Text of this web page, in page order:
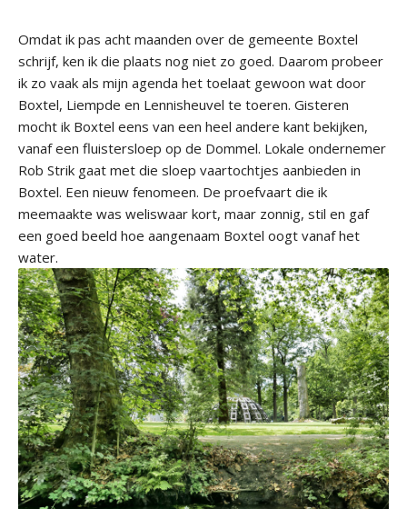
Omdat ik pas acht maanden over de gemeente Boxtel
schrijf, ken ik die plaats nog niet zo goed. Daarom probeer
ik zo vaak als mijn agenda het toelaat gewoon wat door
Boxtel, Liempde en Lennisheuvel te toeren. Gisteren
mocht ik Boxtel eens van een heel andere kant bekijken,
vanaf een fluistersloep op de Dommel. Lokale ondernemer
Rob Strik gaat met die sloep vaartochtjes aanbieden in
Boxtel. Een nieuw fenomeen. De proefvaart die ik
meemaakte was weliswaar kort, maar zonnig, stil en gaf
een goed beeld hoe aangenaam Boxtel oogt vanaf het
water.